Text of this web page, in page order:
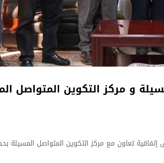
و مركز التكوين المتواصل
تعاون مع مركز التكوين المتواصل المسيلة